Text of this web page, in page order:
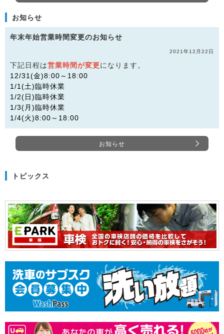
お知らせ
年末年始営業時間変更のお知らせ
2021年12月22日
下記日程は営業時間が変更になります。
12/31(金)8:00～18:00
1/1(土)臨時休業
1/2(日)臨時休業
1/3(月)臨時休業
1/4(火)8:00～18:00
お知らせ
トピックス